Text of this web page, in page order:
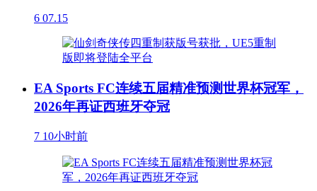
6 07.15
EA Sports FC连续五届精准预测世界杯冠军，
2026年再证西班牙夺冠
7 10小时前